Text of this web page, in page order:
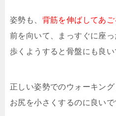
姿勢も、 背筋を伸ばしてあご
前を向いて、まっすぐに座っ
歩くようすると骨盤にも良い
正しい姿勢でのウォーキン
お尻を小さくするのに良いで